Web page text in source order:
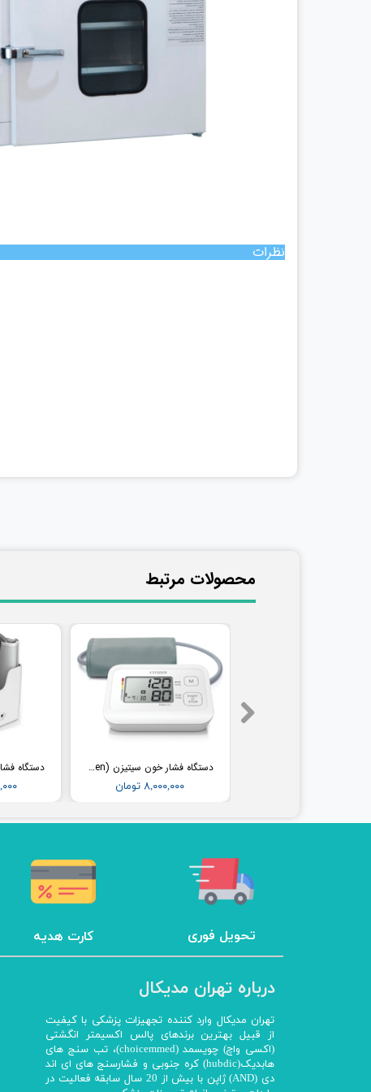
چراغ معاینه
سالپنژوگراف
شیردوش برقی
نظرات
دستگاه فشار خون سیتیزن (Citizen) مدل CH304
۸,۰۰۰,۰۰۰ تومان
​محصولات مرتبط
تحویل فوری کارت هدیه
درباره تهران مدیکال
تهران مدیکال وارد کننده تجهیزات پزشکی با کیفیت
از قبیل بهترین برندهای پالس اکسیمتر انگشتی
(اکسی واچ) چویسمد (choicemmed)، تب سنج های
هابدیک(hubdic) کره جنوبی و فشارسنج های ای اند
دی (AND) ژاپن با بیش از 20 سال سابقه فعالیت در